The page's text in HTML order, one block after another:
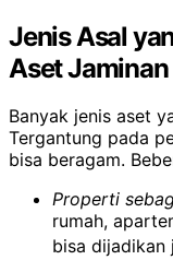
Jenis Asal
Aset Jaminan
Banyak jenis aset
Tergantung pada
bisa beragam.
Properti
rumah,
bisa dijadikan